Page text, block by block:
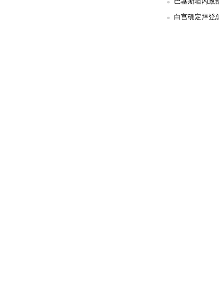
白宫确定拜登